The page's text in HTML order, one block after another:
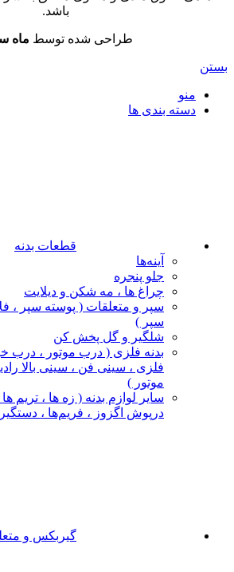
باشد.
طراحی شده توسط ماه
بستن
منو
دسته بندی ها
قطعات بدنه
آینه‌ها
جلو پنجره
چراغ‌ ها ، مه‌ شکن و دیلایت
سپر و متعلقات ( پوسته سپر ،
سپر )
شلگیر و گل‌ پخش‌ کن
بدنه فلزی ( درب موتور ، درب
فلزی ، سینی فن ، سینی بالا
موتور )
سایر لوازم بدنه ( زه ها ، تریم
درپوش اگزوز ، فریم‌ها ،
گیربکس و